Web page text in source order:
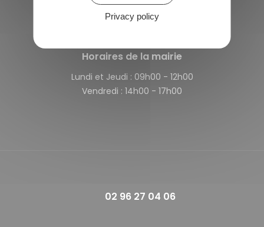
22980 Saint-Michel-de-Plélan
France
Horaires de la mairie
Lundi et Jeudi : 09h00 - 12h00
Vendredi : 14h00 - 17h00
02 96 27 04 06
Privacy policy